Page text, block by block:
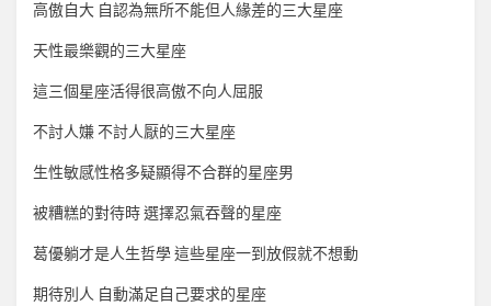
高傲自大 自認為無所不能但人緣差的三大星座
天性最樂觀的三大星座
這三個星座活得很高傲不向人屈服
不討人嫌 不討人厭的三大星座
生性敏感性格多疑顯得不合群的星座男
被糟糕的對待時 選擇忍氣吞聲的星座
葛優躺才是人生哲學 這些星座一到放假就不想動
期待別人 自動滿足自己要求的星座